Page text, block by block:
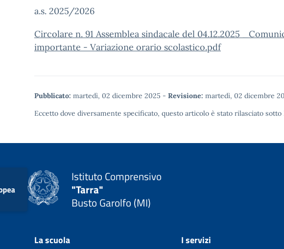
a.s. 2025/2026
Circolare n. 91 Assemblea sindacale del 04.12.2025
importante - Variazione orario scolastico.pdf
Pubblicato: martedì, 02 dicembre 2025 - Revisione: martedì, 02 dicembre
Eccetto dove diversamente specificato, questo articolo è stato rilasciato sotto
Istituto Comprensivo
"Tarra"
Busto Garolfo (MI)
La scuola I servizi